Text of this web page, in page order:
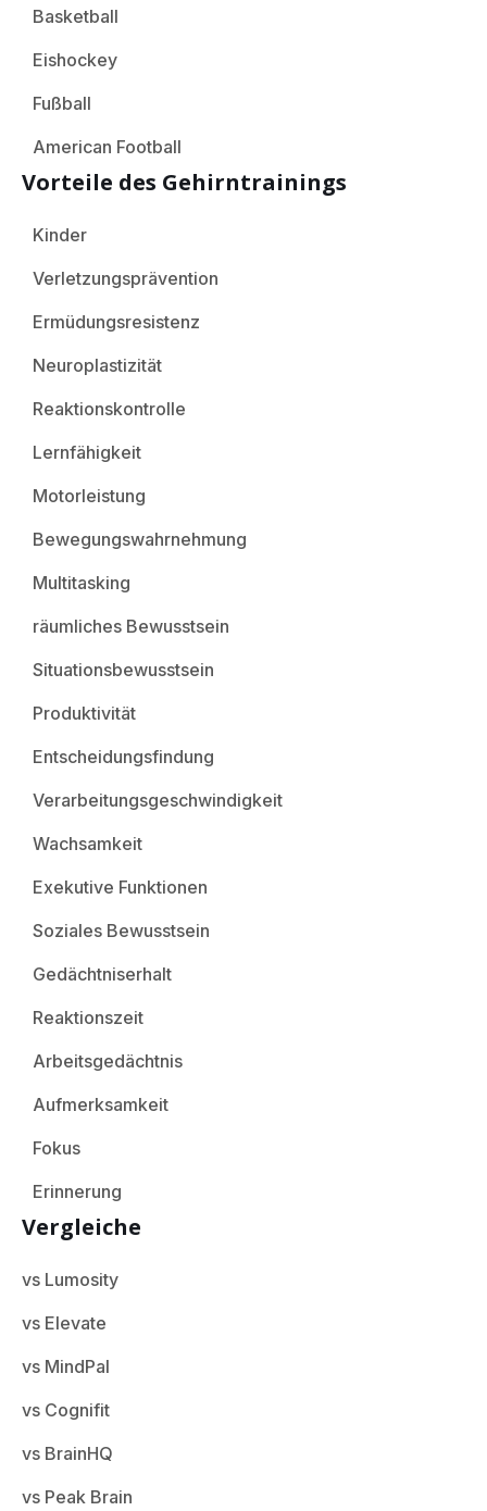
Basketball
Eishockey
Fußball
American Football
Vorteile des Gehirntrainings
Kinder
Verletzungsprävention
Ermüdungsresistenz
Neuroplastizität
Reaktionskontrolle
Lernfähigkeit
Motorleistung
Bewegungswahrnehmung
Multitasking
räumliches Bewusstsein
Situationsbewusstsein
Produktivität
Entscheidungsfindung
Verarbeitungsgeschwindigkeit
Wachsamkeit
Exekutive Funktionen
Soziales Bewusstsein
Gedächtniserhalt
Reaktionszeit
Arbeitsgedächtnis
Aufmerksamkeit
Fokus
Erinnerung
Vergleiche
vs Lumosity
vs Elevate
vs MindPal
vs Cognifit
vs BrainHQ
vs Peak Brain